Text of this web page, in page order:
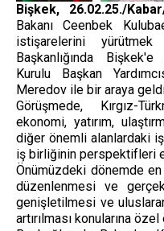
Bişkek, 26.02.25./
Bakanı Ceenbek
istişarelerini
Başkanlığında
Kurulu Başkan
Meredov ile bir araya
Görüşmede, Kırgız-
ekonomi, yatırım,
diğer önemli alanlardaki
iş birliğinin perspektifleri
Önümüzdeki dönemde
düzenlenmesi ve
genişletilmesi ve
artırılması konularına